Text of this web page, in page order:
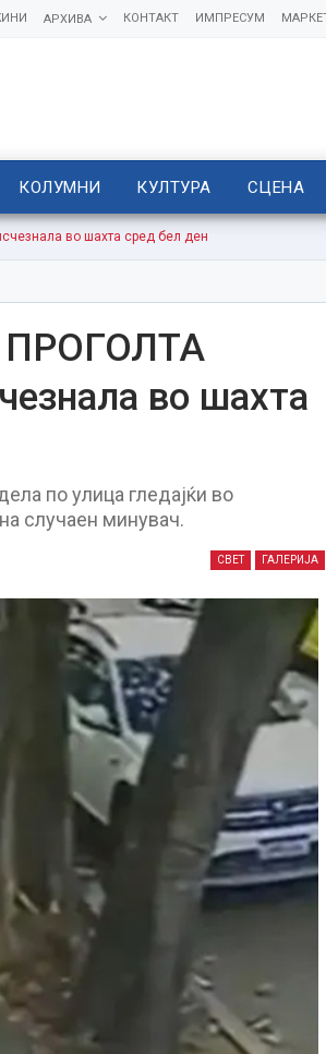
ИМПРЕСУМ
КОНТАКТ
АРХИВА
КОЛУМНИ КУЛТУРА СЦЕНА
во шахта сред бел ден
во шахта
по улица гледајќи во
случаен минувач.
СВЕТ ГАЛЕРИЈА